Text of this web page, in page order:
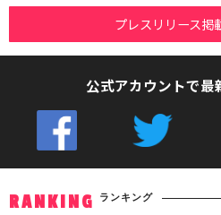
プレスリリース掲
公式アカウントで最
RANKING ランキング